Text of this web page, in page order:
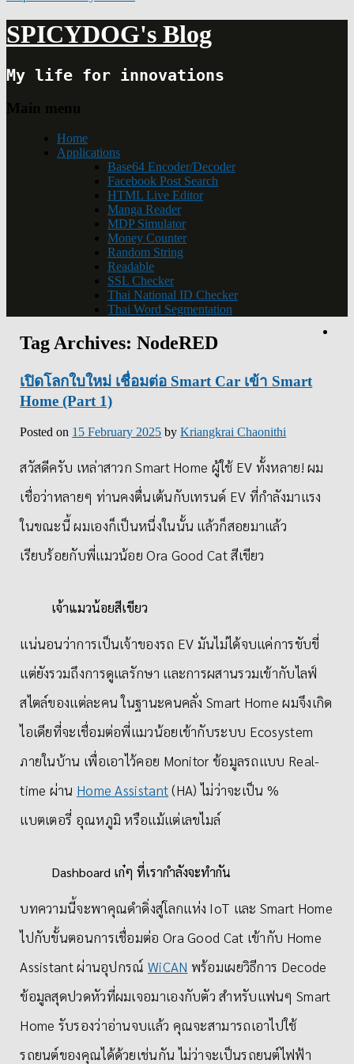
SPICYDOG's Blog
My life for innovations
Main menu
Home
Applications
Base64 Encoder/Decoder
Facebook Post Search
HTML Live Editor
Manga Reader
MDP Simulator
Money Counter
Random String
Readable
SSL Checker
Thai National ID Checker
Thai Word Segmentation
Tag Archives:NodeRED
เปิดโลกใบใหม่ เชื่อมต่อ Smart Car เข้า Smart
Home (Part 1)
Posted on 15 February 2025 byKriangkrai Chaonithi
สวัสดีครับ เหล่าสาวก Smart Home ผู้ใช้ EV ทั้งหลาย! ผม
เชื่อว่าหลายๆ ท่านคงตื่นเต้นกับเทรนด์ EV ที่กำลังมาแรง
ในขณะนี้ ผมเองก็เป็นหนึ่งในนั้น แล้วก็สอยมาแล้ว
เรียบร้อยกับพี่แมวน้อย Ora Good Cat สีเขียว
เจ้าแมวน้อยสีเขียว
แน่นอนว่าการเป็นเจ้าของรถ EV มันไม่ได้จบแค่การขับขี่
แต่ยังรวมถึงการดูแลรักษา และการผสานรวมเข้ากับไลฟ์
สไตล์ของแต่ละคน ในฐานะคนคลั่ง Smart Home ผมจึงเกิด
ไอเดียที่จะเชื่อมต่อพี่แมวน้อยเข้ากับระบบ Ecosystem
ภายในบ้าน เพื่อเอาไว้คอย Monitor ข้อมูลรถแบบ Real-
time ผ่าน Home Assistant(HA) ไม่ว่าจะเป็น %
แบตเตอรี่ อุณหภูมิ หรือแม้แต่เลขไมล์
Dashboard เก๋ๆ ที่เรากำลังจะทำกัน
บทความนี้จะพาคุณดำดิ่งสู่โลกแห่ง IoT และ Smart Home
ไปกับขั้นตอนการเชื่อมต่อ Ora Good Cat เข้ากับ Home
Assistant ผ่านอุปกรณ์ WiCAN พร้อมเผยวิธีการ Decode
ข้อมูลสุดปวดหัวที่ผมเจอมาเองกับตัว สำหรับแฟนๆ Smart
Home รับรองว่าอ่านจบแล้ว คุณจะสามารถเอาไปใช้
รถยนต์ของคุณได้ด้วยเช่นกัน ไม่ว่าจะเป็นรถยนต์ไฟฟ้า